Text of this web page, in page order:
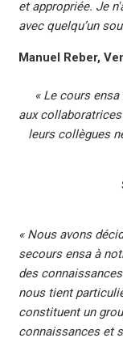
et appropriée. Je
avec quelqu’un
Manuel Reber,
« Le cours
aux
leurs collègues
« Nous avons
secours ensa à
des
nous tient
constituent un
connaissances et